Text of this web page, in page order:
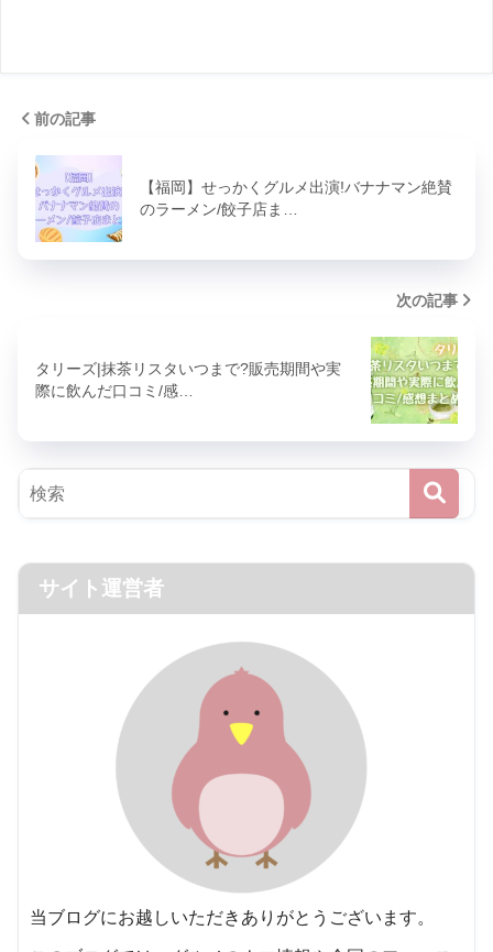
前の記事
【福岡】せっかくグルメ出演!バナナマン絶賛
のラーメン/餃子店ま…
次の記事
タリーズ|抹茶リスタいつまで?販売期間や実
際に飲んだ口コミ/感…
サイト運営者
当ブログにお越しいただきありがとうございます。